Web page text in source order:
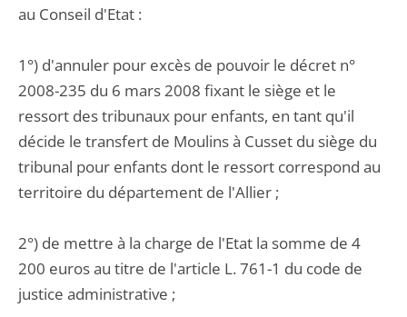
au Conseil d'Etat :
1°) d'annuler pour excès de pouvoir le décret n°
2008-235 du 6 mars 2008 fixant le siège et le
ressort des tribunaux pour enfants, en tant qu'il
décide le transfert de Moulins à Cusset du siège du
tribunal pour enfants dont le ressort correspond au
territoire du département de l'Allier ;
2°) de mettre à la charge de l'Etat la somme de 4
200 euros au titre de l'article L. 761-1 du code de
justice administrative ;